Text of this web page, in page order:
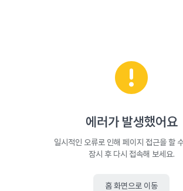
에러가 발생했어요
일시적인 오류로 인해 페이지 접근을 할
잠시 후 다시 접속해 보세요.
홈 화면으로 이동